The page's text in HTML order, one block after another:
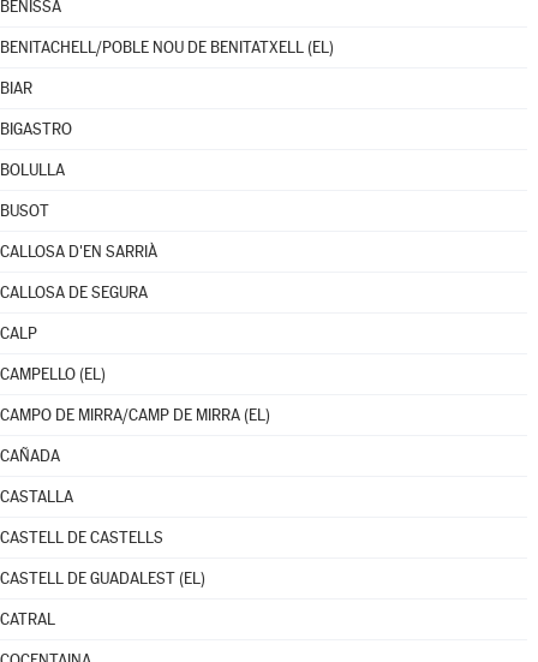
BENISSA
BENITACHELL/POBLE NOU DE BENITATXELL (EL)
BIAR
BIGASTRO
BOLULLA
BUSOT
CALLOSA D'EN SARRIÀ
CALLOSA DE SEGURA
CALP
CAMPELLO (EL)
CAMPO DE MIRRA/CAMP DE MIRRA (EL)
CAÑADA
CASTALLA
CASTELL DE CASTELLS
CASTELL DE GUADALEST (EL)
CATRAL